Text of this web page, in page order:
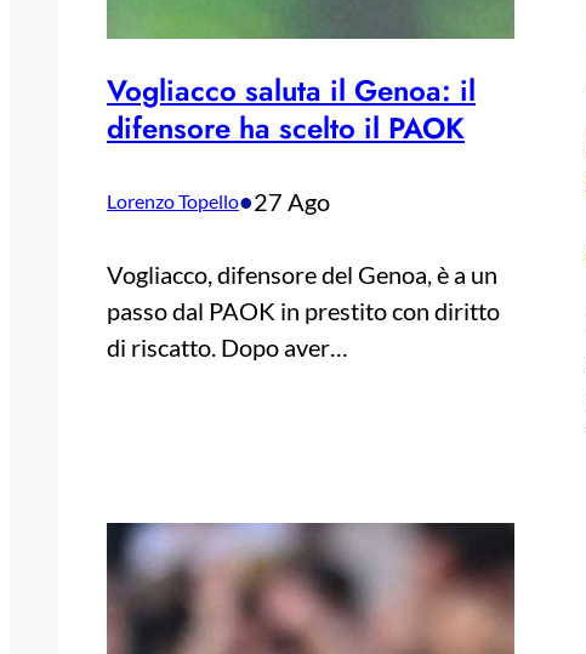
Vogliacco saluta il Genoa: il
difensore ha scelto il PAOK
Lorenzo Topello•27 Ago
Vogliacco, difensore del Genoa, è a un
passo dal PAOK in prestito con diritto
di riscatto. Dopo aver…